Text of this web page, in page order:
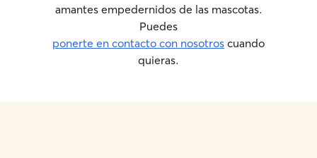
amantes empedernidos de las mascotas.
Puedes
ponerte en contacto con nosotros cuando
quieras.